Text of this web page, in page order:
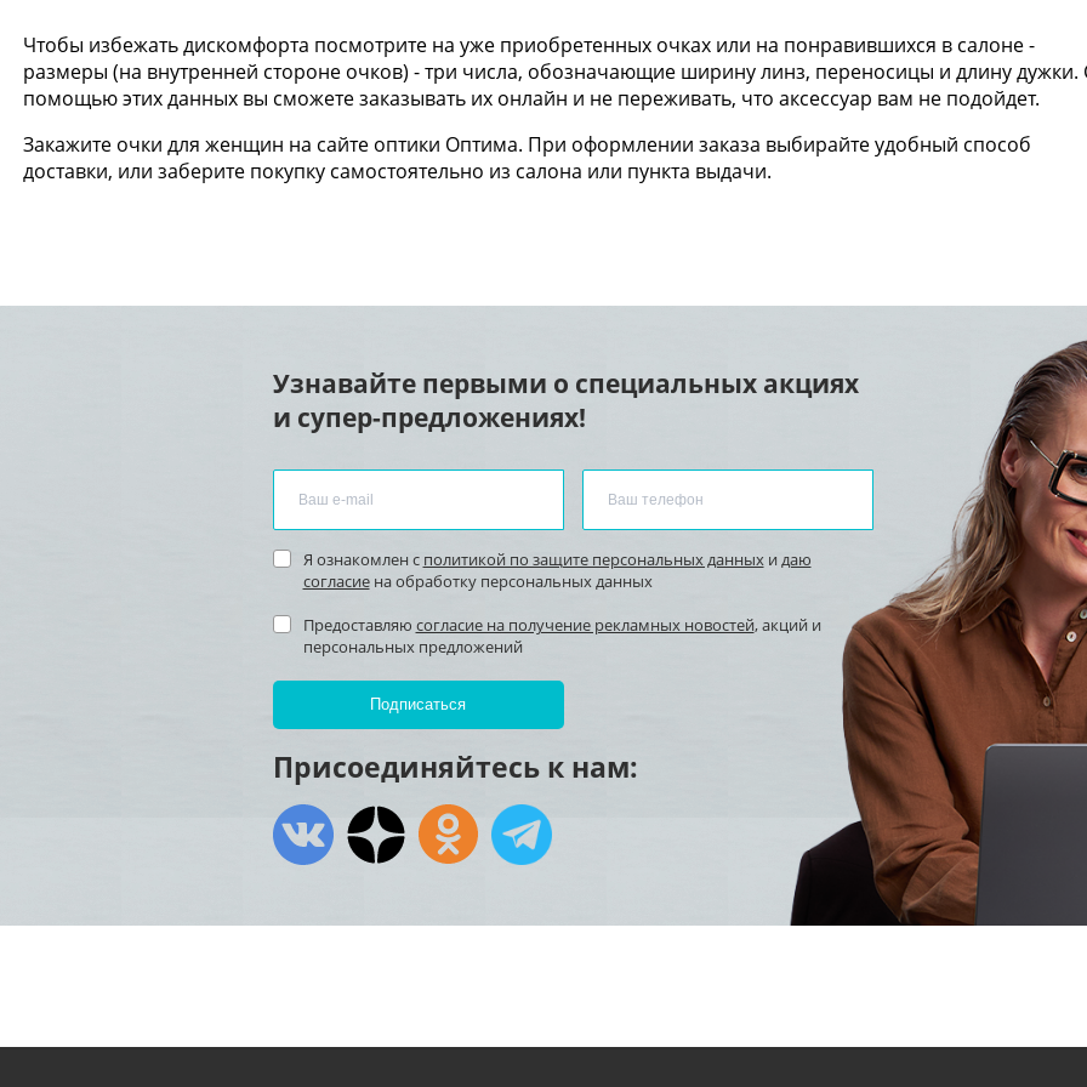
Чтобы избежать дискомфорта посмотрите на уже приобретенных очках или на понравившихся в салоне -
размеры (на внутренней стороне очков) - три числа, обозначающие ширину линз, переносицы и длину дужки.
помощью этих данных вы сможете заказывать их онлайн и не переживать, что аксессуар вам не подойдет.
Закажите очки для женщин на сайте оптики Оптима. При оформлении заказа выбирайте удобный способ
доставки, или заберите покупку самостоятельно из салона или пункта выдачи.
Узнавайте первыми о специальных акциях
и супер-предложениях!
Я ознакомлен с политикой по защите персональных данныхи даю
согласиена обработку персональных данных
Предоставляю согласие на получение рекламных новостей, акций и
персональных предложений
Присоединяйтесь к нам: